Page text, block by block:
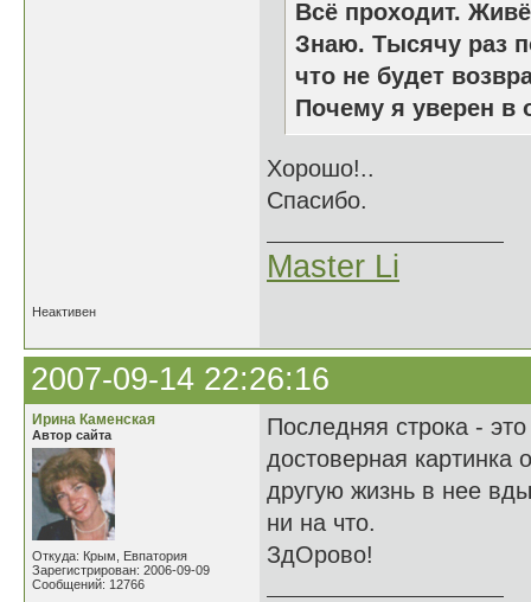
Всё проходит.
Знаю. Тысячу раз
что не будет
Почему я уверен в
Хорошо!..
Спасибо.
Master Li
Неактивен
2007-09-14 22:26:16
Ирина Каменская
Автор сайта
Откуда: Крым, Евпатория
Зарегистрирован: 2006-09-09
Сообщений: 12766
Последняя строка -
достоверная картинка
другую жизнь в нее
ни на что.
ЗдОрово!